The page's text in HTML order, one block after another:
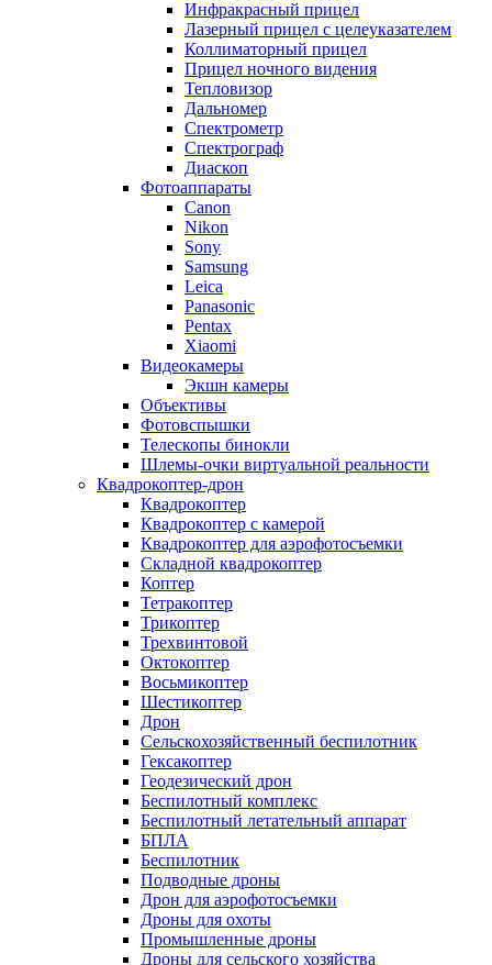
Инфракрасный прицел
Лазерный прицел с целеуказателем
Коллиматорный прицел
Прицел ночного видения
Тепловизор
Дальномер
Спектрометр
Спектрограф
Диаскоп
Фотоаппараты
Canon
Nikon
Sony
Samsung
Leica
Panasonic
Pentax
Xiaomi
Видеокамеры
Экшн камеры
Объективы
Фотовспышки
Телескопы бинокли
Шлемы-очки виртуальной реальности
Квадрокоптер-дрон
Квадрокоптер
Квадрокоптер с камерой
Квадрокоптер для аэрофотосъемки
Складной квадрокоптер
Коптер
Тетракоптер
Трикоптер
Трехвинтовой
Октокоптер
Восьмикоптер
Шестикоптер
Дрон
Сельскохозяйственный беспилотник
Гексакоптер
Геодезический дрон
Беспилотный комплекс
Беспилотный летательный аппарат
БПЛА
Беспилотник
Подводные дроны
Дрон для аэрофотосъемки
Дроны для охоты
Промышленные дроны
Дроны для сельского хозяйства